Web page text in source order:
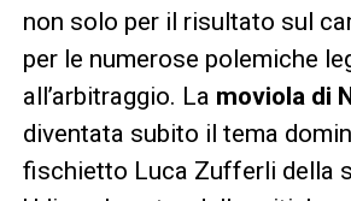
non solo per il risultato sul
per le numerose polemiche
all’arbitraggio. La moviola di
diventata subito il tema
fischietto Luca Zufferli della